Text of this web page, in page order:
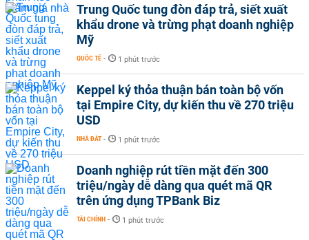
Trung Quốc tung đòn đáp trả, siết xuất
khẩu drone và trừng phạt doanh nghiệp
Mỹ
QUỐC TẾ - 1 phút trước
Keppel ký thỏa thuận bán toàn bộ vốn
tại Empire City, dự kiến thu về 270 triệu
USD
NHÀ ĐẤT - 1 phút trước
Doanh nghiệp rút tiền mặt đến 300
triệu/ngày dễ dàng qua quét mã QR
trên ứng dụng TPBank Biz
TÀI CHÍNH - 1 phút trước